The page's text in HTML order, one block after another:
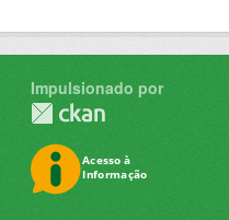
Impulsionado por